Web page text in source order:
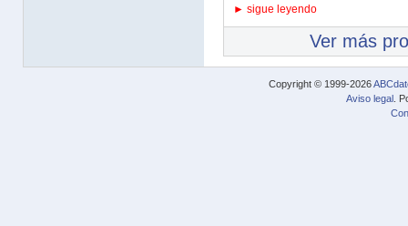
► sigue leyendo
Ver más
Copyright © 1999-2026
Aviso legal .